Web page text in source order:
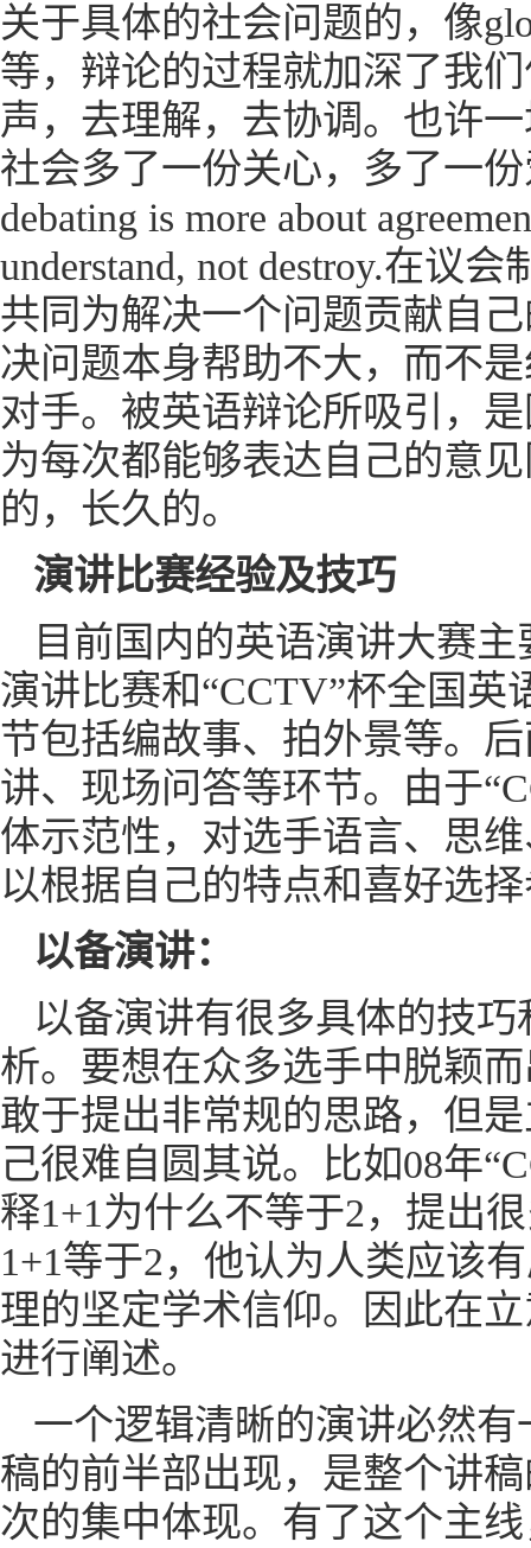
关于具体的社会问题的，像
等，辩论的过程就加深了我
声，去理解，去协调。也许
社会多了一份关心，多了一
debating is more about
understand, not destroy.在议
共同为解决一个问题贡献自
决问题本身帮助不大，而不
对手。被英语辩论所吸引，
为每次都能够表达自己的意
的，长久的。
演讲比赛经验及技巧
目前国内的英语演讲大赛
演讲比赛和“CCTV”杯全国
节包括编故事、拍外景等。
讲、现场问答等环节。由于
体示范性，对选手语言、思
以根据自己的特点和喜好选
以备演讲：
以备演讲有很多具体的技
析。要想在众多选手中脱颖
敢于提出非常规的思路，但
己很难自圆其说。比如08年
释1+1为什么不等于2，提出
1+1等于2，他认为人类应该
理的坚定学术信仰。因此在
进行阐述。
一个逻辑清晰的演讲必然有
稿的前半部出现，是整个讲
次的集中体现。有了这个主